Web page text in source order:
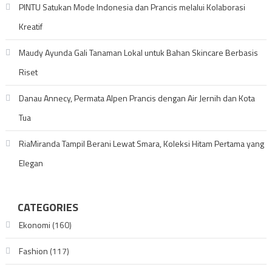
PINTU Satukan Mode Indonesia dan Prancis melalui Kolaborasi
Kreatif
Maudy Ayunda Gali Tanaman Lokal untuk Bahan Skincare Berbasis
Riset
Danau Annecy, Permata Alpen Prancis dengan Air Jernih dan Kota
Tua
RiaMiranda Tampil Berani Lewat Smara, Koleksi Hitam Pertama yang
Elegan
CATEGORIES
Ekonomi (160)
Fashion (117)